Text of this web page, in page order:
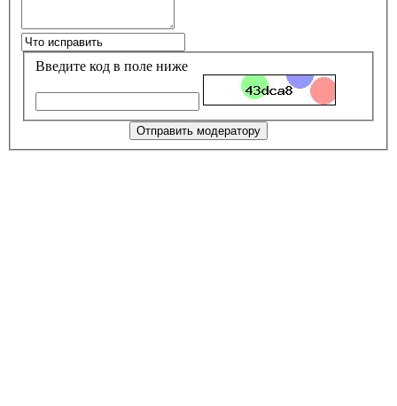
Введите код в поле ниже
Отправить модератору